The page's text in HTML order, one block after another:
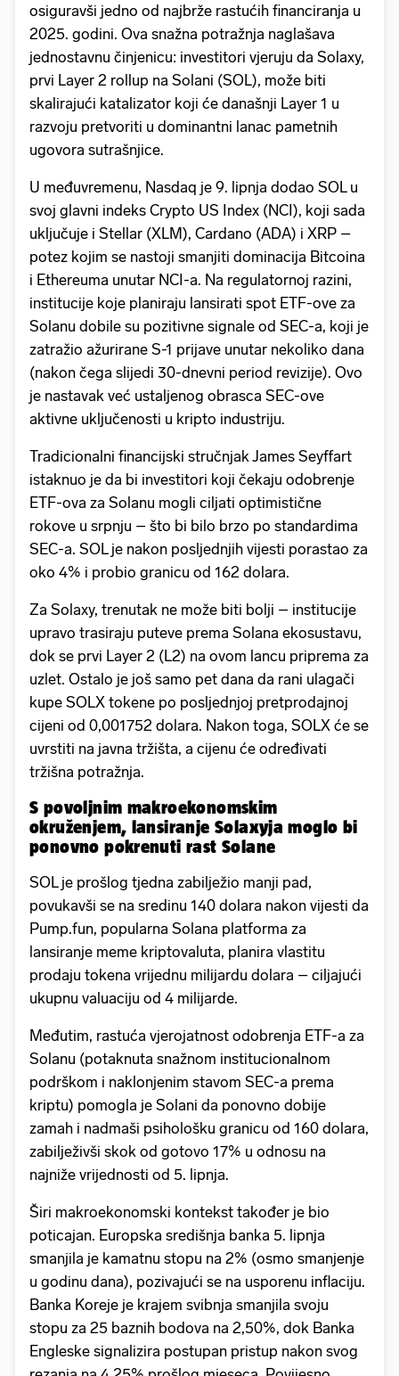
osiguravši jedno od najbrže rastućih financiranja u
2025. godini. Ova snažna potražnja naglašava
jednostavnu činjenicu: investitori vjeruju da Solaxy,
prvi Layer 2 rollup na Solani (SOL), može biti
skalirajući katalizator koji će današnji Layer 1 u
razvoju pretvoriti u dominantni lanac pametnih
ugovora sutrašnjice.
U međuvremenu, Nasdaq je 9. lipnja dodao SOL u
svoj glavni indeks Crypto US Index (NCI), koji sada
uključuje i Stellar (XLM), Cardano (ADA) i XRP –
potez kojim se nastoji smanjiti dominacija Bitcoina
i Ethereuma unutar NCI-a. Na regulatornoj razini,
institucije koje planiraju lansirati spot ETF-ove za
Solanu dobile su pozitivne signale od SEC-a, koji je
zatražio ažurirane S-1 prijave unutar nekoliko dana
(nakon čega slijedi 30-dnevni period revizije). Ovo
je nastavak već ustaljenog obrasca SEC-ove
aktivne uključenosti u kripto industriju.
Tradicionalni financijski stručnjak James Seyffart
istaknuo je da bi investitori koji čekaju odobrenje
ETF-ova za Solanu mogli ciljati optimistične
rokove u srpnju – što bi bilo brzo po standardima
SEC-a. SOL je nakon posljednjih vijesti porastao za
oko 4% i probio granicu od 162 dolara.
Za Solaxy, trenutak ne može biti bolji – institucije
upravo trasiraju puteve prema Solana ekosustavu,
dok se prvi Layer 2 (L2) na ovom lancu priprema za
uzlet. Ostalo je još samo pet dana da rani ulagači
kupe SOLX tokene po posljednjoj pretprodajnoj
cijeni od 0,001752 dolara. Nakon toga, SOLX će se
uvrstiti na javna tržišta, a cijenu će određivati
tržišna potražnja.
S povoljnim makroekonomskim
okruženjem, lansiranje Solaxyja moglo bi
ponovno pokrenuti rast Solane
SOL je prošlog tjedna zabilježio manji pad,
povukavši se na sredinu 140 dolara nakon vijesti da
Pump.fun, popularna Solana platforma za
lansiranje meme kriptovaluta, planira vlastitu
prodaju tokena vrijednu milijardu dolara – ciljajući
ukupnu valuaciju od 4 milijarde.
Međutim, rastuća vjerojatnost odobrenja ETF-a za
Solanu (potaknuta snažnom institucionalnom
podrškom i naklonjenim stavom SEC-a prema
kriptu) pomogla je Solani da ponovno dobije
zamah i nadmaši psihološku granicu od 160 dolara,
zabilježivši skok od gotovo 17% u odnosu na
najniže vrijednosti od 5. lipnja.
Širi makroekonomski kontekst također je bio
poticajan. Europska središnja banka 5. lipnja
smanjila je kamatnu stopu na 2% (osmo smanjenje
u godinu dana), pozivajući se na usporenu inflaciju.
Banka Koreje je krajem svibnja smanjila svoju
stopu za 25 baznih bodova na 2,50%, dok Banka
Engleske signalizira postupan pristup nakon svog